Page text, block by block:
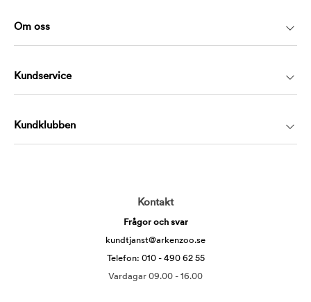
Om oss
Kundservice
Kundklubben
Kontakt
Frågor och svar
kundtjanst@arkenzoo.se
Telefon: 010 - 490 62 55
Vardagar 09.00 - 16.00